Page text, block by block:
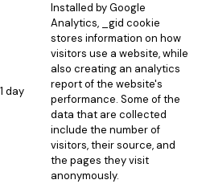
1 day
Installed by Google
Analytics, _gid cookie
stores information on how
visitors use a website, while
also creating an analytics
report of the website's
performance. Some of the
data that are collected
include the number of
visitors, their source, and
the pages they visit
anonymously.